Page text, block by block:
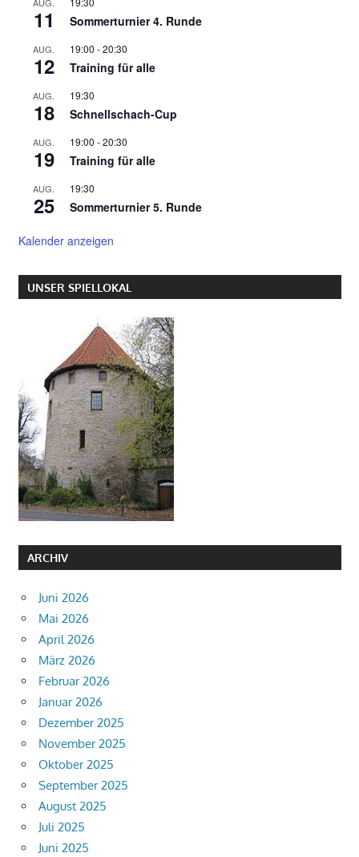
11 Sommerturnier 4. Runde
AUG.
12
19:00 -20:30
Training für alle
AUG.
18
19:30
Schnellschach-Cup
AUG.
19
19:00 -20:30
Training für alle
AUG.
25
19:30
Sommerturnier 5. Runde
Kalender anzeigen
UNSER SPIELLOKAL
ARCHIV
Juni 2026
Mai 2026
April 2026
März 2026
Februar 2026
Januar 2026
Dezember 2025
November 2025
Oktober 2025
September 2025
August 2025
Juli 2025
Juni 2025